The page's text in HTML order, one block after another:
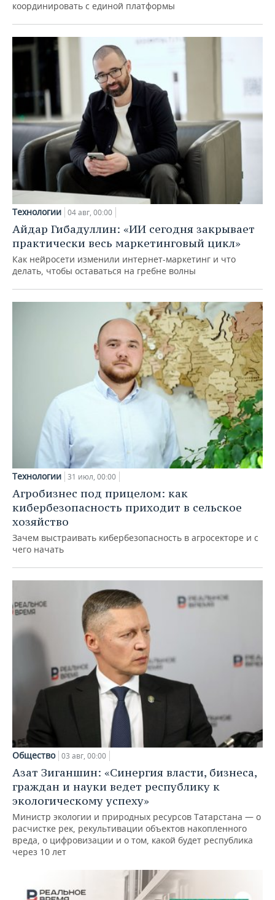
координировать с единой платформы
Технологии 04 авг, 00:00
Айдар Гибадуллин: «ИИ сегодня закрывает
практически весь маркетинговый цикл»
Как нейросети изменили интернет-маркетинг и что
делать, чтобы оставаться на гребне волны
Технологии 31 июл, 00:00
Агробизнес под прицелом: как
кибербезопасность приходит в сельское
хозяйство
Зачем выстраивать кибербезопасность в агросекторе и с
чего начать
Общество 03 авг, 00:00
Азат Зиганшин: «Синергия власти, бизнеса,
граждан и науки ведет республику к
экологическому успеху»
Министр экологии и природных ресурсов Татарстана — о
расчистке рек, рекультивации объектов накопленного
вреда, о цифровизации и о том, какой будет республика
через 10 лет